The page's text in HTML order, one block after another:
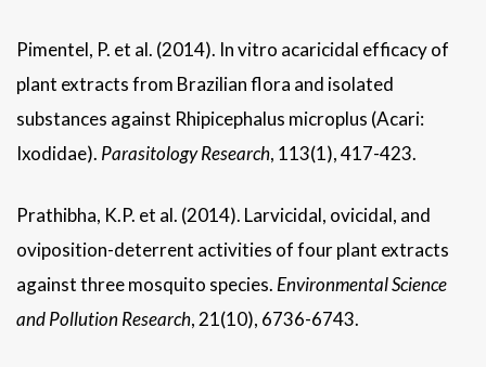
Pimentel, P. et al. (2014). In vitro acaricidal efficacy of
plant extracts from Brazilian flora and isolated
substances against Rhipicephalus microplus (Acari:
Ixodidae). Parasitology Research, 113(1), 417-423.
Prathibha, K.P. et al. (2014). Larvicidal, ovicidal, and
oviposition-deterrent activities of four plant extracts
against three mosquito species. Environmental Science
and Pollution Research, 21(10), 6736-6743.